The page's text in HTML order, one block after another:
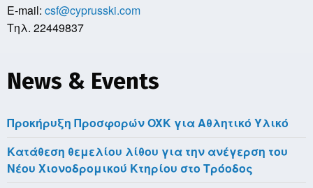
E-mail: csf@cyprusski.com
Τηλ. 22449837
News & Events
Προκήρυξη Προσφορών OXK για Αθλητικό Υλικό
Κατάθεση θεμελίου λίθου για την ανέγερση του
Νέου Χιονοδρομικού Κτηρίου στο Τρόοδος